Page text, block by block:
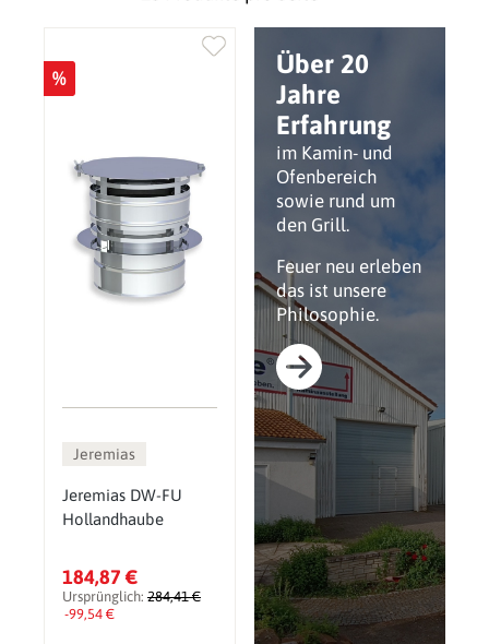
Über 20
Jahre
Erfahrung
im Kamin- und
Ofenbereich
sowie rund um
den Grill.
Feuer neu erleben
das ist unsere
Philosophie.
%
Jeremias
Jeremias DW-FU
Hollandhaube
184,87 €
Ursprünglich: 284,41 €
-99,54 €